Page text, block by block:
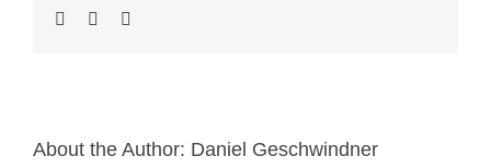
About the Author: Daniel Geschwindner